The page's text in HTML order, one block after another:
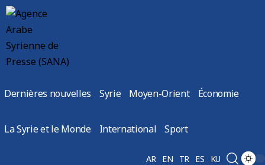
Dernières nouvelles Syrie Moyen-Orient Économie
La Syrie et le Monde International Sport
AR EN TR ES KU